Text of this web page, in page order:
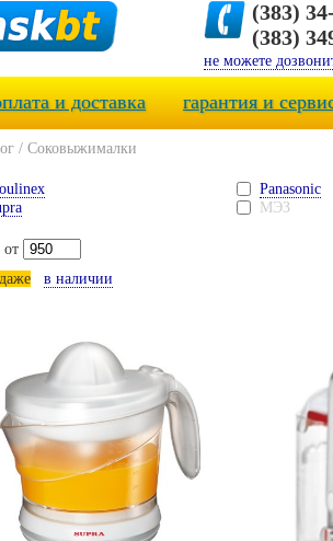
(383)
(383)
не можете
и доставка гарантия и
/ Соковыжималки
Panasonic
МЭЗ
от
в наличии